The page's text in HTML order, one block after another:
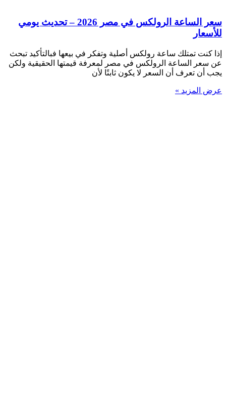
سعر الساعة الرولكس في مصر 2026 – تحديث يومي
للأسعار
إذا كنت تمتلك ساعة رولكس أصلية وتفكر في بيعها فبالتأكيد تبحث
عن سعر الساعة الرولكس في مصر لمعرفة قيمتها الحقيقية ولكن
يجب أن تعرف أن السعر لا يكون ثابتًا لأن
عرض المزيد »